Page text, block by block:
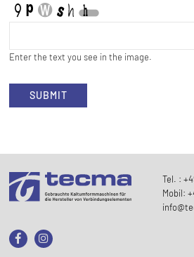
Enter the text you see in the image.
SUBMIT
Tel. :
Mobil: